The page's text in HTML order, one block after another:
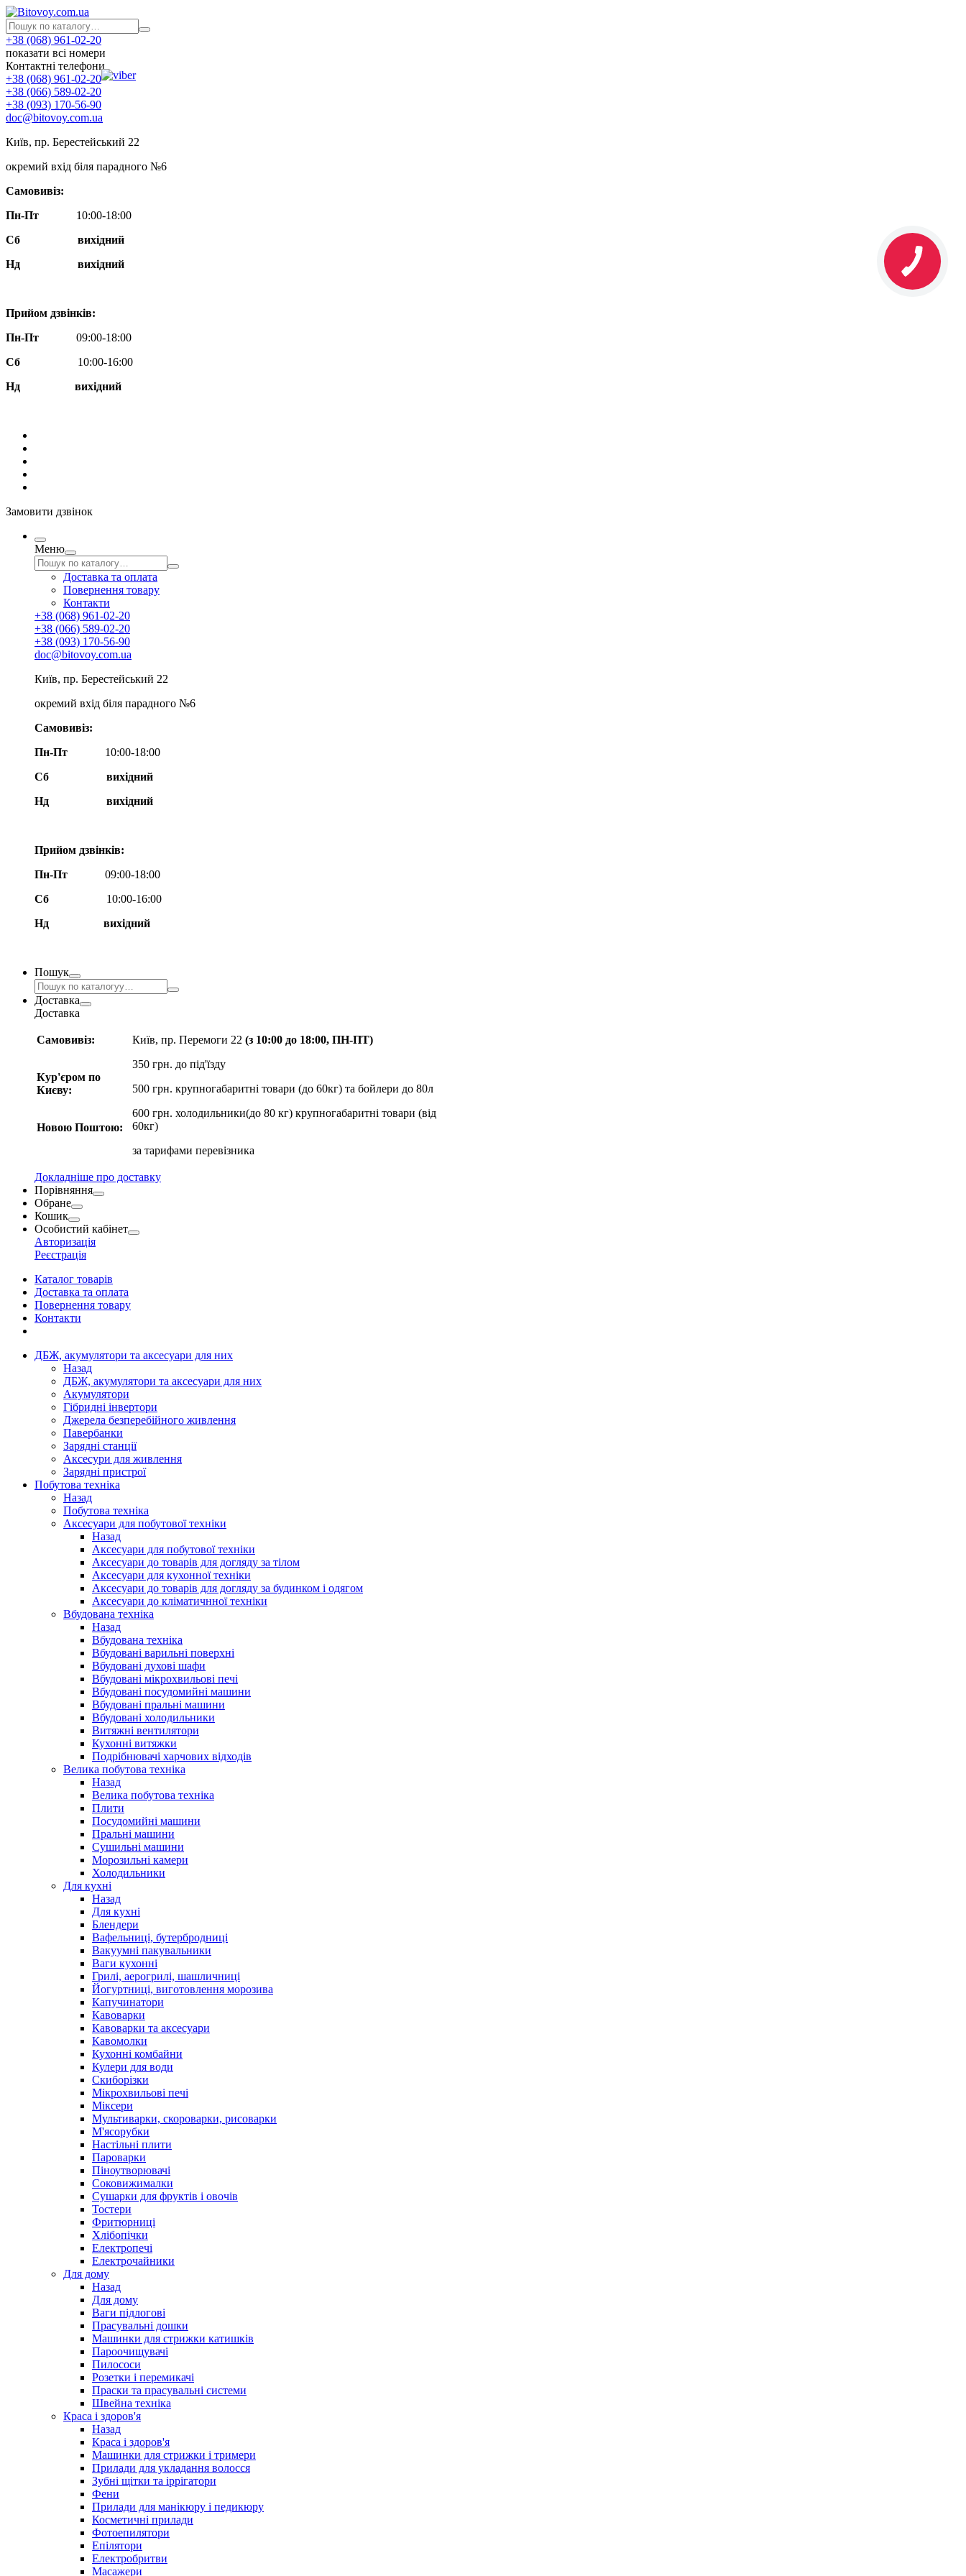
+38 (068) 961-02-20
показати всі номери
Контактні телефони
+38 (068) 961-02-20
+38 (066) 589-02-20
+38 (093) 170-56-90
doc@bitovoy.com.ua
Київ, пр. Берестейський 22
окремий вхід біля парадного №6
Самовивіз:
Пн-Пт
10:00-18:00
Сб
вихідний
Нд
вихідний
Прийом дзвінків:
Пн-Пт
09:00-18:00
Сб
10:00-16:00
Нд вихідний
Замовити дзвінок
Меню
Доставка та оплата
Повернення товару
Контакти
+38 (068) 961-02-20
+38 (066) 589-02-20
+38 (093) 170-56-90
doc@bitovoy.com.ua
Київ, пр. Берестейський 22
окремий вхід біля парадного №6
Самовивіз:
Пн-Пт
10:00-18:00
Сб
вихідний
Нд
вихідний
Прийом дзвінків:
Пн-Пт
09:00-18:00
Сб
10:00-16:00
Нд вихідний
Пошук
Доставка
Доставка
Самовивіз:
Кур'єром по
Києву:
Новою Поштою:
Київ, пр. Перемоги 22 (з 10:00 до 18:00, ПН-ПТ)
350 грн. до під'їзду
500 грн. крупногабаритні товари (до 60кг) та бойлери до 80л
600 грн. холодильники(до 80 кг) крупногабаритні товари (від
60кг)
за тарифами перевізника
Докладніше про доставку
Порівняння
Обране
Кошик
Особистий кабінет
Авторизація
Реєстрація
Каталог товарів
Доставка та оплата
Повернення товару
Контакти
ДБЖ, акумулятори та аксесуари для них
Назад
ДБЖ, акумулятори та аксесуари для них
Акумулятори
Гібридні інвертори
Джерела безперебійного живлення
Павербанки
Зарядні станції
Аксесури для живлення
Зарядні пристрої
Побутова техніка
Назад
Побутова техніка
Аксесуари для побутової техніки
Назад
Аксесуари для побутової техніки
Аксесуари до товарів для догляду за тілом
Аксесуари для кухонної техніки
Аксесуари до товарів для догляду за будинком і одягом
Аксесуари до кліматичнної техніки
Вбудована техніка
Назад
Вбудована техніка
Вбудовані варильні поверхні
Вбудовані духові шафи
Вбудовані мікрохвильові печі
Вбудовані посудомийні машини
Вбудовані пральні машини
Вбудовані холодильники
Витяжні вентилятори
Кухонні витяжки
Подрібнювачі харчових відходів
Велика побутова техніка
Назад
Велика побутова техніка
Плити
Посудомийні машини
Пральні машини
Сушильні машини
Морозильні камери
Холодильники
Для кухні
Назад
Для кухні
Блендери
Вафельниці, бутербродниці
Вакуумні пакувальники
Ваги кухонні
Грилі, аерогрилі, шашличниці
Йогуртниці, виготовлення морозива
Капучинатори
Кавоварки
Кавоварки та аксесуари
Кавомолки
Кухонні комбайни
Кулери для води
Скиборізки
Мікрохвильові печі
Міксери
Мультиварки, скороварки, рисоварки
М'ясорубки
Настільні плити
Пароварки
Піноутворювачі
Соковижималки
Сушарки для фруктів і овочів
Тостери
Фритюрниці
Хлібопічки
Електропечі
Електрочайники
Для дому
Назад
Для дому
Ваги підлогові
Прасувальні дошки
Машинки для стрижки катишків
Пароочищувачі
Пилососи
Розетки і перемикачі
Праски та прасувальні системи
Швейна техніка
Краса і здоров'я
Назад
Краса і здоров'я
Машинки для стрижки і тримери
Прилади для укладання волосся
Зубні щітки та іррігатори
Фени
Прилади для манікюру і педикюру
Косметичні прилади
Фотоепилятори
Епілятори
Електробритви
Масажери